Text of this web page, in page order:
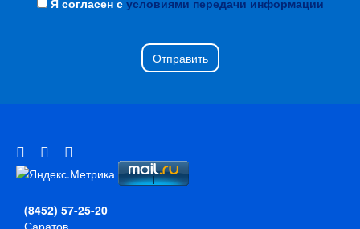
Я согласен с условиями передачи информации
Отправить
(8452) 57-25-20